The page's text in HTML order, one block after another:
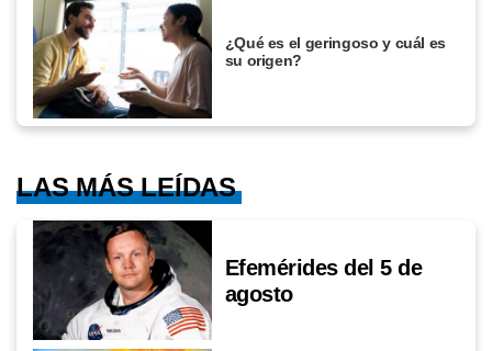
¿Qué es el geringoso y cuál es
su origen?
LAS MÁS LEÍDAS
Efemérides del 5 de
agosto